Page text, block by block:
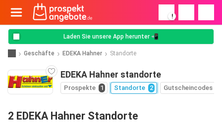
!
Laden Sie unsere App herunter 📲
Geschäfte EDEKA Hahner Standorte
EDEKA Hahner standorte
Prospekte 1 Standorte 2 Gutscheincodes
2 EDEKA Hahner Standorte